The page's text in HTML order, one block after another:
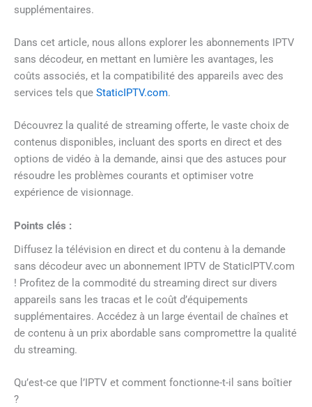
supplémentaires.
Dans cet article, nous allons explorer les abonnements IPTV
sans décodeur, en mettant en lumière les avantages, les
coûts associés, et la compatibilité des appareils avec des
services tels que StaticIPTV.com.
Découvrez la qualité de streaming offerte, le vaste choix de
contenus disponibles, incluant des sports en direct et des
options de vidéo à la demande, ainsi que des astuces pour
résoudre les problèmes courants et optimiser votre
expérience de visionnage.
Points clés :
Diffusez la télévision en direct et du contenu à la demande
sans décodeur avec un abonnement IPTV de StaticIPTV.com
! Profitez de la commodité du streaming direct sur divers
appareils sans les tracas et le coût d’équipements
supplémentaires. Accédez à un large éventail de chaînes et
de contenu à un prix abordable sans compromettre la qualité
du streaming.
Qu’est-ce que l’IPTV et comment fonctionne-t-il sans boîtier
?